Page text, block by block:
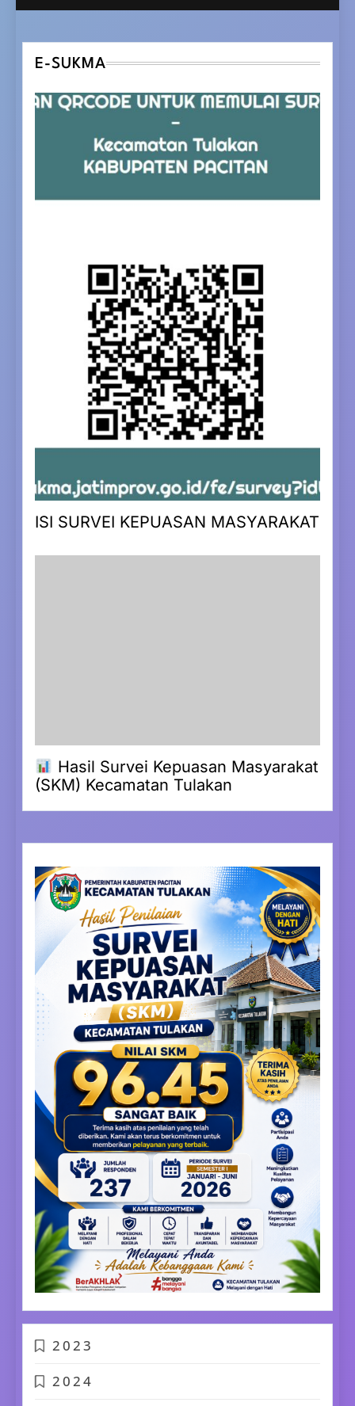
E-SUKMA
ISI SURVEI KEPUASAN MASYARAKAT
Hasil Survei Kepuasan Masyarakat
(SKM) Kecamatan Tulakan
2023
2024